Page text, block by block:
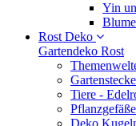
Yin
Rost Deko
Gartendeko Rost
Tiere -
Deko